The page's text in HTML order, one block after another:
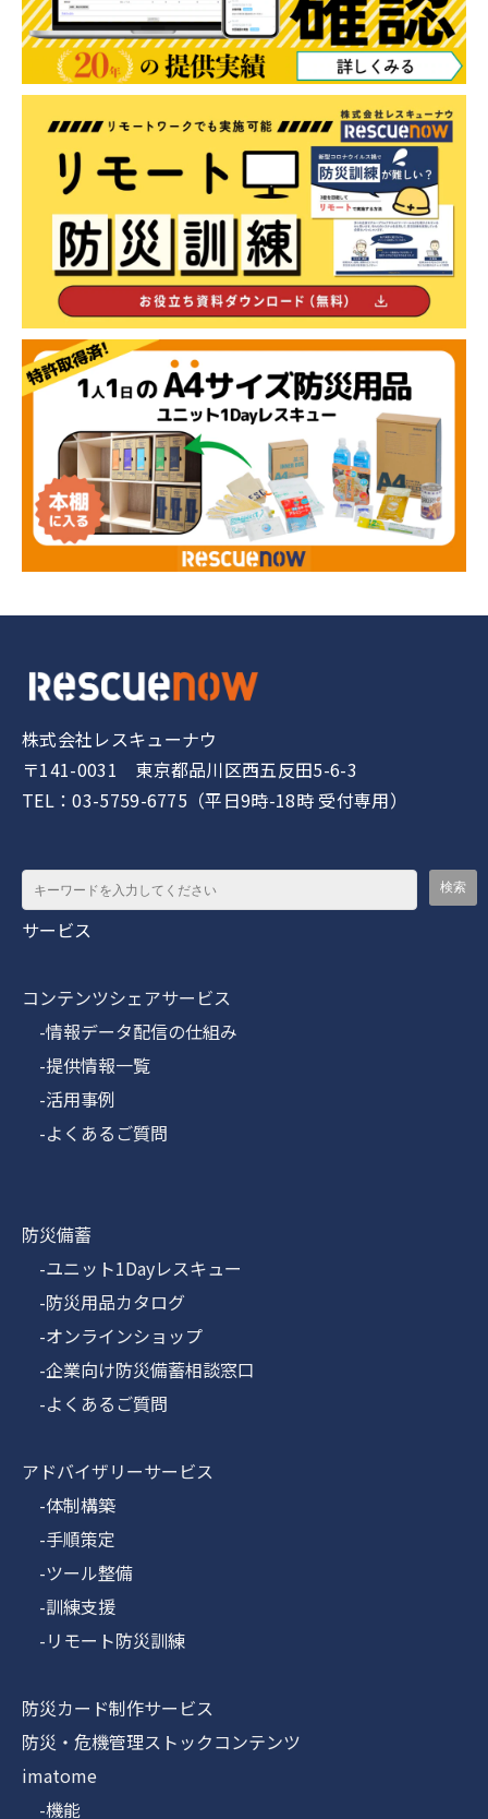
株式会社レスキューナウ
〒141-0031 東京都品川区西五反田5-6-3
TEL：03-5759-6775（平日9時-18時 受付専用）
サービス
コンテンツシェアサービス
-情報データ配信の仕組み
-提供情報一覧
-活用事例
-よくあるご質問
防災備蓄
-ユニット1Dayレスキュー
-防災用品カタログ
-オンラインショップ
-企業向け防災備蓄相談窓口
-よくあるご質問
アドバイザリーサービス
-体制構築
-手順策定
-ツール整備
-訓練支援
-リモート防災訓練
防災カード制作サービス
防災・危機管理ストックコンテンツ
imatome
-機能